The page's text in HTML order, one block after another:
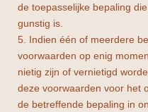
de toepasselijke bepaling
gunstig is.
5. Indien één of meerdere
voorwaarden op enig
nietig zijn of vernietigd
deze voorwaarden voor het
de betreffende bepaling in